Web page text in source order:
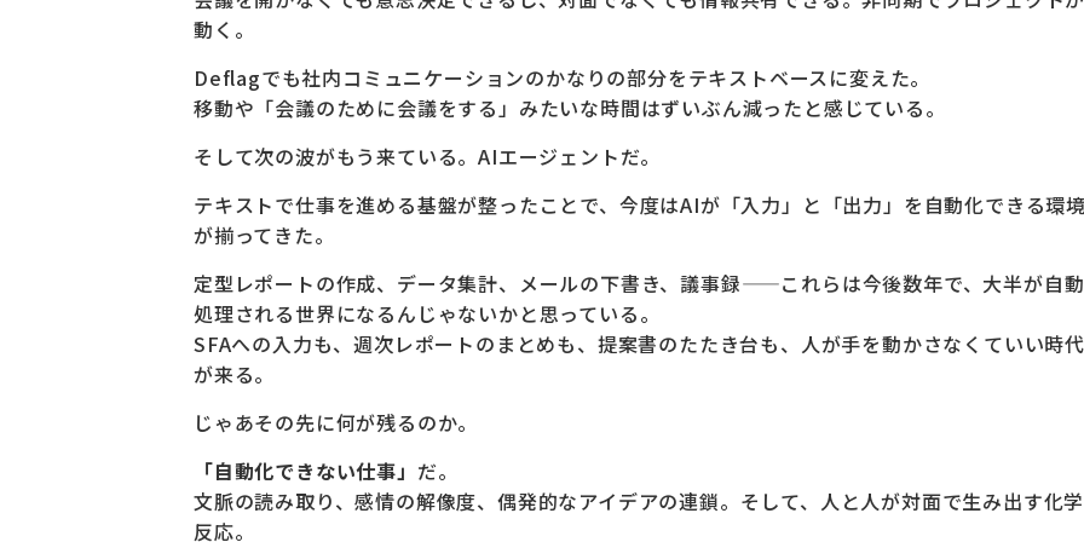
動く。
Deflagでも社内コミュニケーションのかなりの部分をテキストベースに変えた。
移動や「会議のために会議をする」みたいな時間はずいぶん減ったと感じている。
そして次の波がもう来ている。AIエージェントだ。
テキストで仕事を進める基盤が整ったことで、今度はAIが「入力」と「出力」を自動化できる環
が揃ってきた。
定型レポートの作成、データ集計、メールの下書き、議事録——これらは今後数年で、大半が自動
処理される世界になるんじゃないかと思っている。
SFAへの入力も、週次レポートのまとめも、提案書のたたき台も、人が手を動かさなくていい時代
が来る。
じゃあその先に何が残るのか。
「自動化できない仕事」 だ。
文脈の読み取り、感情の解像度、偶発的なアイデアの連鎖。そして、人と人が対面で生み出す化学
反応。